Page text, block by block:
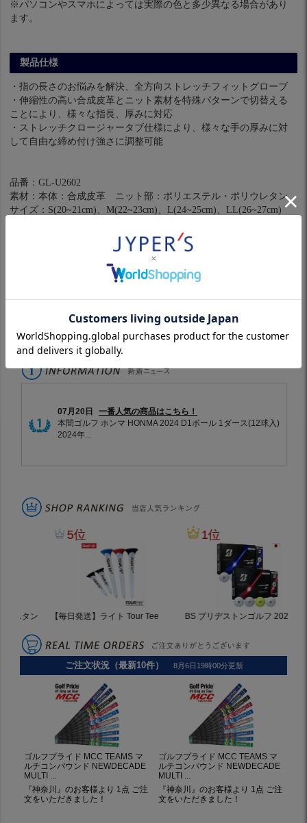
※パソコンやスマホによっては実際の色と多少異なる場合があり
ます。
製品仕様
・指の長さのお悩みを解決、全方向ストレッチフィットグローブ
・伸縮性の高い合成皮革とニット素材を特殊パターンで切替える
ことにより、様々な指長、厚みに対応
・ストレッチクロージャータブ仕様により、様々な手の厚みに対
して自由な締め付け強さに調整可能
品番：GL-U2602
素材：本体：合成皮革 ニット部：ポリエステル・ポリウレタン
サイズ：S(20~21cm)、M(22~23cm)、L(24~25cm)、LL(26~27cm)
カラー：ホワイト/ブラック
※スリーブ付きシャフトは対象外